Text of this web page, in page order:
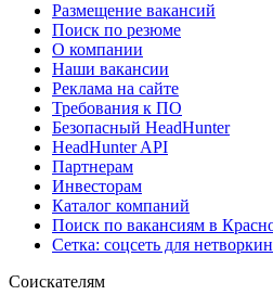
Размещение вакансий
Поиск по резюме
О компании
Наши вакансии
Реклама на сайте
Требования к ПО
Безопасный HeadHunter
HeadHunter API
Партнерам
Инвесторам
Каталог компаний
Поиск по вакансиям в
Сетка: соцсеть для
Соискателям